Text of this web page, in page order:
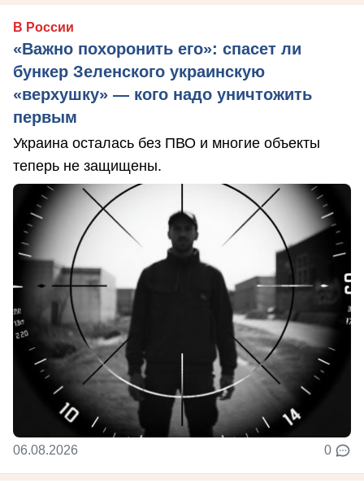
В России
«Важно похоронить его»: спасет ли
бункер Зеленского украинскую
«верхушку» — кого надо уничтожить
первым
Украина осталась без ПВО и многие объекты
теперь не защищены.
06.08.2026 0